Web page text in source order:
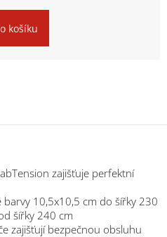
košíku
zajišťuje perfektní
10,5x10,5 cm do šířky 230
šířky 240 cm
zajišťují bezpečnou obsluhu